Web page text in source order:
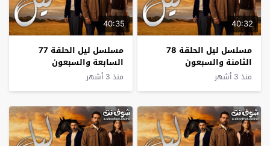
40:32
مسلسل ليل الحلقة 78
الثامنة والسبعون
منذ 3 أشهر
40:35
مسلسل ليل الحلقة 77
السابعة والسبعون
منذ 3 أشهر